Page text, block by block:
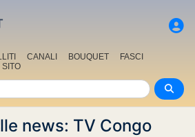
CANALI BOUQUET
FASCI
SITO
news: TV Congo